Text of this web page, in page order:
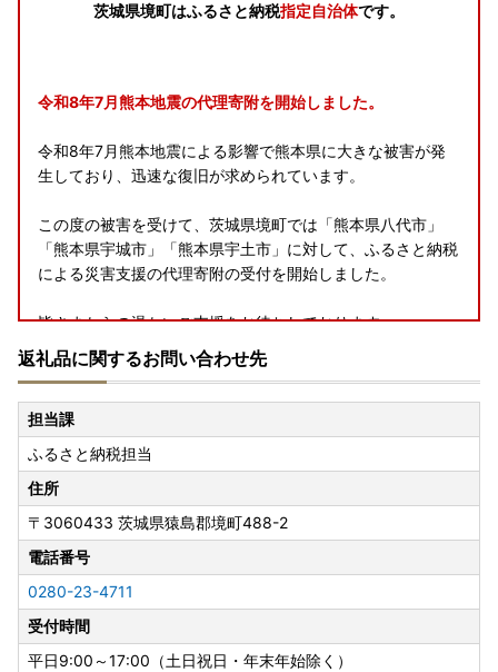
茨城県境町はふるさと納税指定自治体です。
令和8年7月熊本地震の代理寄附を開始しました。
令和8年7月熊本地震による影響で熊本県に大きな被害が発
生しており、迅速な復旧が求められています。
この度の被害を受けて、茨城県境町では「熊本県八代市」
「熊本県宇城市」「熊本県宇土市」に対して、ふるさと納税
による災害支援の代理寄附の受付を開始しました。
皆さまからの温かいご支援をお待ちしております。
■熊本県宇城市への代理寄附はこちら
■熊本県宇土市への代理寄附はこちら
返礼品に関するお問い合わせ先
担当課
ふるさと納税担当
住所
〒3060433 茨城県猿島郡境町488-2
電話番号
0280-23-4711
受付時間
平日9:00～17:00（土日祝日・年末年始除く）